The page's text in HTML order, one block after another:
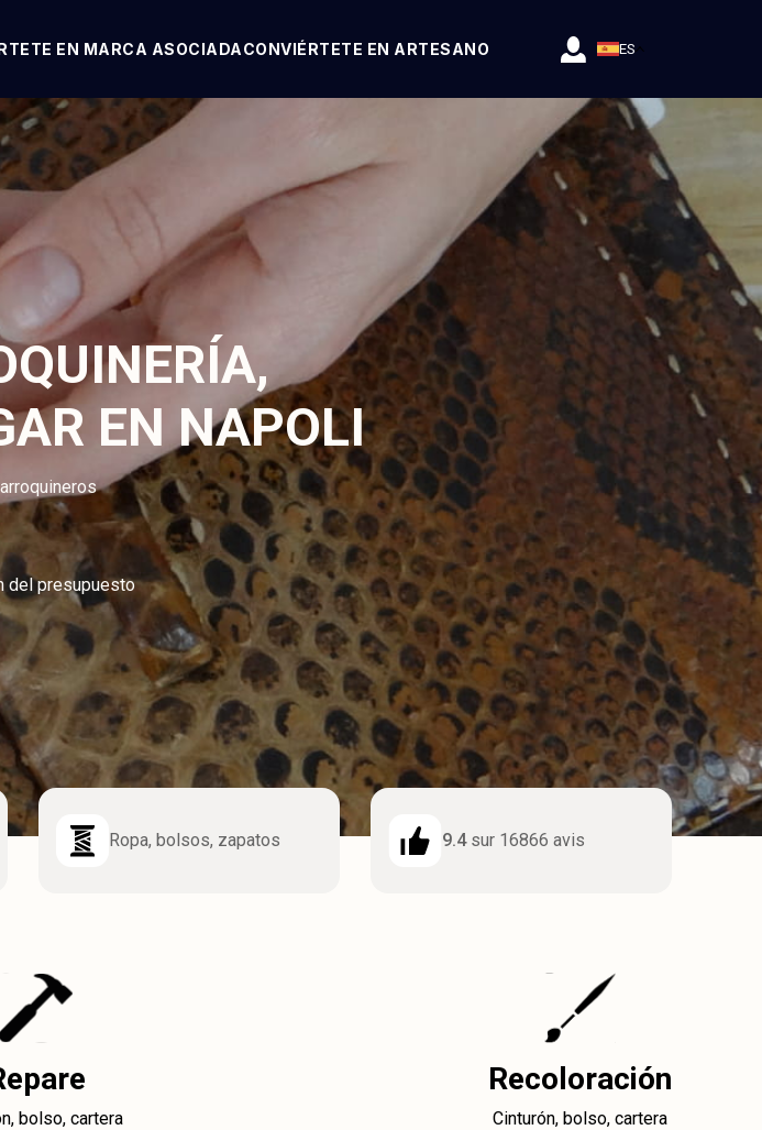
EN MARCA ASOCIADACONVIÉRTETE EN ARTESANO ES
EN NAPOLI
del presupuesto
Ropa, bolsos, zapatos 9.4sur 16866 avis
bolso, cartera
Recoloración
Cinturón, bolso, cartera